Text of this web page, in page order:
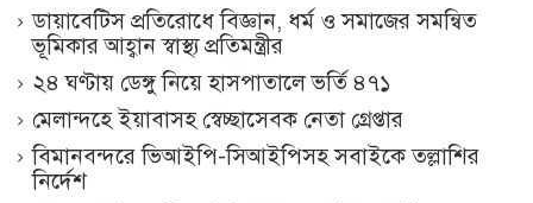
ডায়াবেটিস প্রতিরোধে বিজ্ঞান, ধর্ম ও সমাজের সমন্বিত
ভূমিকার আহ্বান স্বাস্থ্য প্রতিমন্ত্রীর
২৪ ঘণ্টায় ডেঙ্গু নিয়ে হাসপাতালে ভর্তি ৪৭১
মেলান্দহে ইয়াবাসহ স্বেচ্ছাসেবক নেতা গ্রেপ্তার
বিমানবন্দরে ভিআইপি-সিআইপিসহ সবাইকে তল্লাশির
নির্দেশ